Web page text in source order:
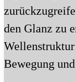
den Glanz zu
Bewegung